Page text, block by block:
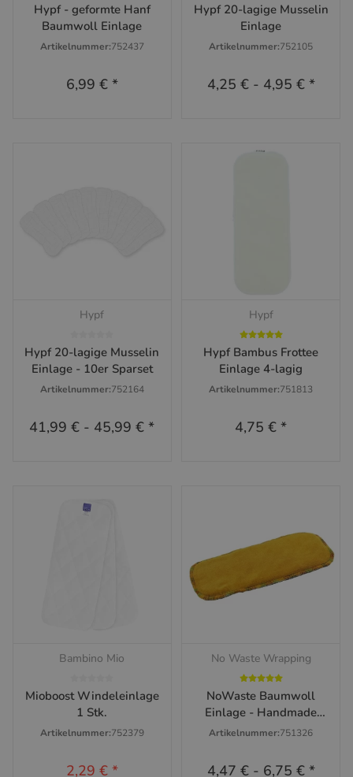
Hypf - geformte Hanf
Baumwoll Einlage
Artikelnummer:752437
6,99 € *
Hypf 20-lagige Musselin
Einlage
Artikelnummer:752105
4,25 €- 4,95 € *
Hypf
Hypf 20-lagige Musselin
Einlage - 10er Sparset
Artikelnummer:752164
41,99 € - 45,99 €*
Hypf
Hypf Bambus Frottee
Einlage 4-lagig
Artikelnummer:751813
4,75 €*
Bambino Mio
Mioboost Windeleinlage
1 Stk.
Artikelnummer:752379
2,29 € *
No Waste Wrapping
NoWaste Baumwoll
Einlage - Handmade
versch. Größen
Artikelnummer:751326
4,47 €- 6,75 € *